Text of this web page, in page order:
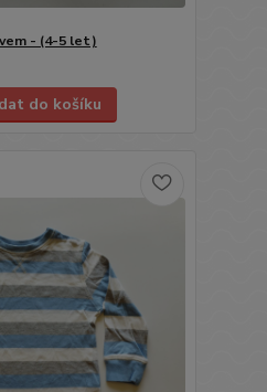
- (4-5 let)
do košíku